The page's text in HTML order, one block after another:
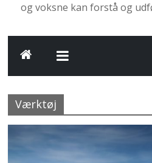
og voksne kan forstå og
Værktøj